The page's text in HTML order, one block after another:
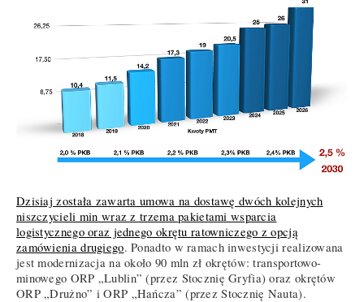
Dzisiaj została zawarta umowa na dostawę dwóch kolejnych
niszczycieli min wraz z trzema pakietami wsparcia
logistycznego oraz jednego okrętu ratowniczego z opcją
zamówienia drugiego. Ponadto w ramach inwestycji realizowana
jest modernizacja na około 90 mln zł okrętów: transportowo-
minowego ORP „Lublin” (przez Stocznię Gryfia) oraz okrętów
ORP „Drużno” i ORP „Hańcza” (przez Stocznię Nauta).